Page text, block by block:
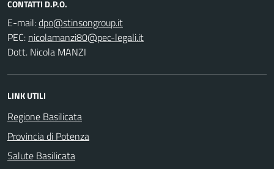
CONTATTI D.P.O.
E-mail:
PEC:
Dott. Nicola MANZI
LINK UTILI
Regione Basilicata
Provincia di Potenza
Salute Basilicata